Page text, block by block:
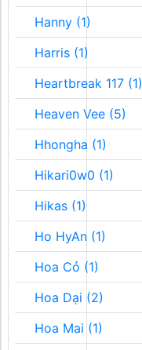
Hanny (1)
Harris (1)
Heartbreak 117 (1)
Heaven Vee (5)
Hhongha (1)
Hikari0w0 (1)
Hikas (1)
Ho HyAn (1)
Hoa Cỏ (1)
Hoa Dại (2)
Hoa Mai (1)